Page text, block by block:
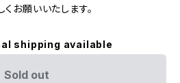
お願いいたします。
shipping available
Sold out